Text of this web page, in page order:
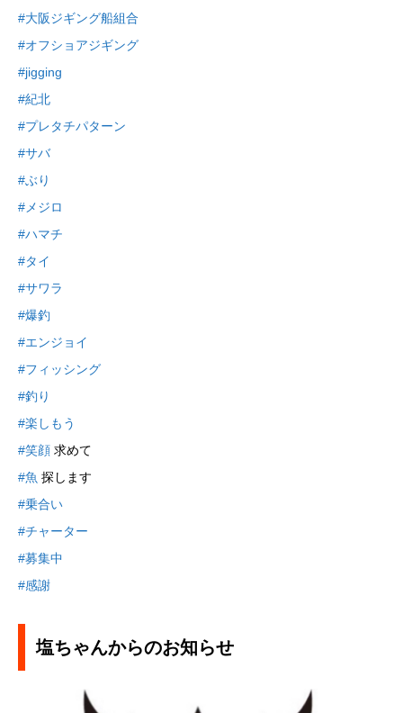
#大阪ジギング船組合
#オフショアジギング
#jigging
#紀北
#プレタチパターン
#サバ
#ぶり
#メジロ
#ハマチ
#タイ
#サワラ
#爆釣
#エンジョイ
#フィッシング
#釣り
#楽しもう
#笑顔 求めて
#魚 探します
#乗合い
#チャーター
#募集中
#感謝
塩ちゃんからのお知らせ